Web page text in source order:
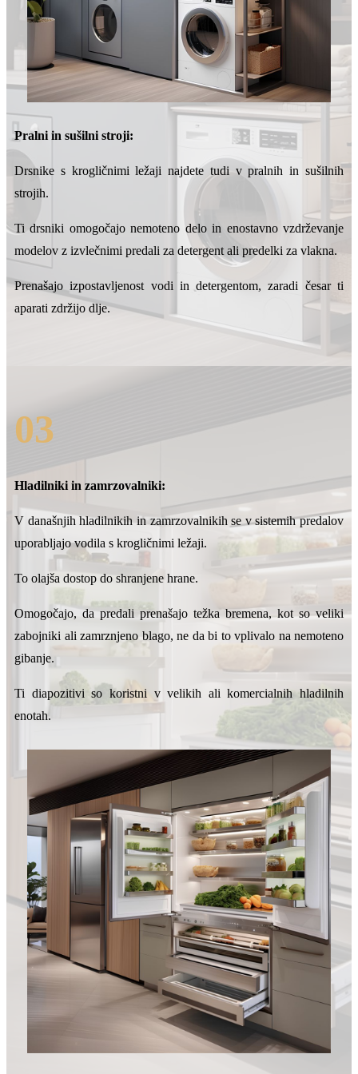
Pralni in sušilni stroji:
Drsnike s krogličnimi ležaji najdete tudi v pralnih in sušilnih
strojih.
Ti drsniki omogočajo nemoteno delo in enostavno vzdrževanje
modelov z izvlečnimi predali za detergent ali predelki za vlakna.
Prenašajo izpostavljenost vodi in detergentom, zaradi česar ti
aparati zdržijo dlje.
03
Hladilniki in zamrzovalniki:
V današnjih hladilnikih in zamrzovalnikih se v sistemih predalov
uporabljajo vodila s krogličnimi ležaji.
To olajša dostop do shranjene hrane.
Omogočajo, da predali prenašajo težka bremena, kot so veliki
zabojniki ali zamrznjeno blago, ne da bi to vplivalo na nemoteno
gibanje.
Ti diapozitivi so koristni v velikih ali komercialnih hladilnih
enotah.